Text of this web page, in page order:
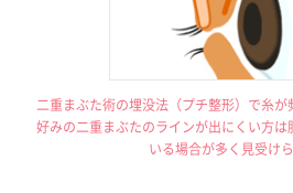
二重まぶた術の埋没法（プチ整形）で糸
好みの二重まぶたのラインが出にくい方
いる場合が多く見受けら